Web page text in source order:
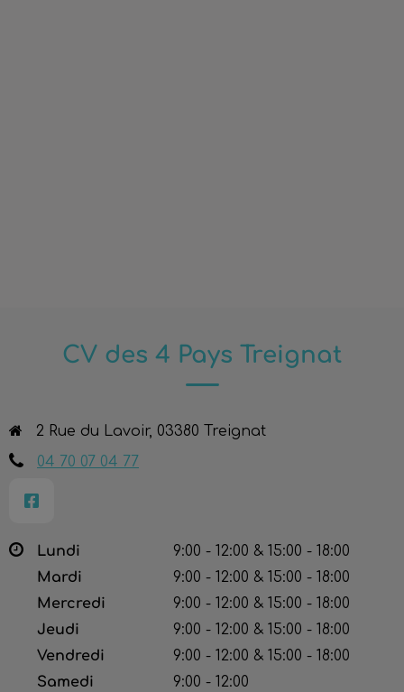
CV des 4 Pays Treignat
2 Rue du Lavoir, 03380 Treignat
04 70 07 04 77
Lundi
9:00 - 12:00 & 15:00 - 18:00
Mardi
9:00 - 12:00 & 15:00 - 18:00
Mercredi
9:00 - 12:00 & 15:00 - 18:00
Jeudi
9:00 - 12:00 & 15:00 - 18:00
Vendredi
9:00 - 12:00 & 15:00 - 18:00
Samedi
9:00 - 12:00